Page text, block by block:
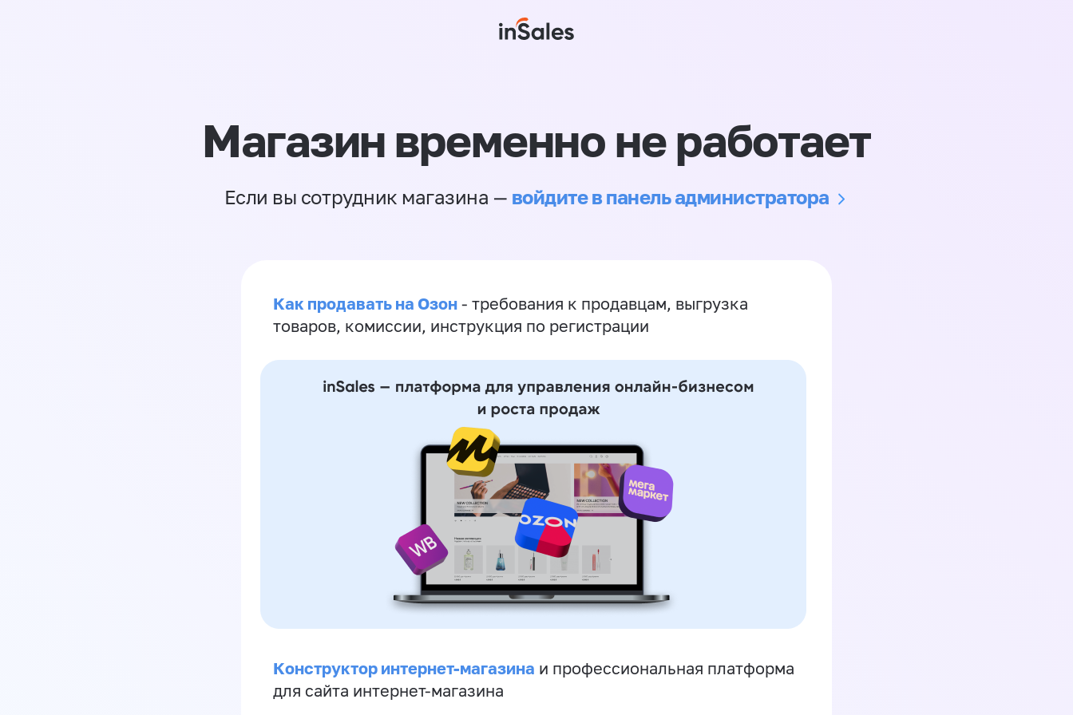
Магазин временно не работает
Если вы сотрудник магазина — войдите в панель администратора
Как продавать на Озон - требования к продавцам, выгрузка
товаров, комиссии, инструкция по регистрации
Конструктор интернет-магазина и профессиональная платформа
для сайта интернет-магазина